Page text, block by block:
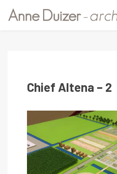
Chief Altena – 2